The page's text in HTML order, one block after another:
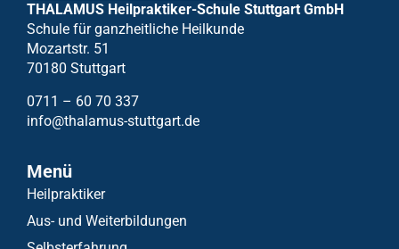
THALAMUS Heilpraktiker-Schule Stuttgart GmbH
Schule für ganzheitliche Heilkunde
Mozartstr. 51
70180 Stuttgart
0711 – 60 70 337
info@thalamus-stuttgart.de
Menü
Heilpraktiker
Aus- und Weiterbildungen